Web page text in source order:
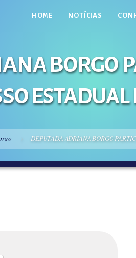
HOME NOTÍCIAS
BORGO
DEPUTADA ADRIANA BORGO